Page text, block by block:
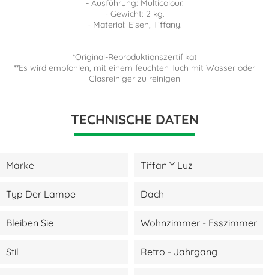
- Ausführung: Multicolour.
- Gewicht: 2 kg.
- Material: Eisen, Tiffany.
*Original-Reproduktionszertifikat
**Es wird empfohlen, mit einem feuchten Tuch mit Wasser oder
Glasreiniger zu reinigen
TECHNISCHE DATEN
Marke Tiffan Y Luz
Typ Der Lampe Dach
Bleiben Sie Wohnzimmer - Esszimmer
Stil Retro - Jahrgang